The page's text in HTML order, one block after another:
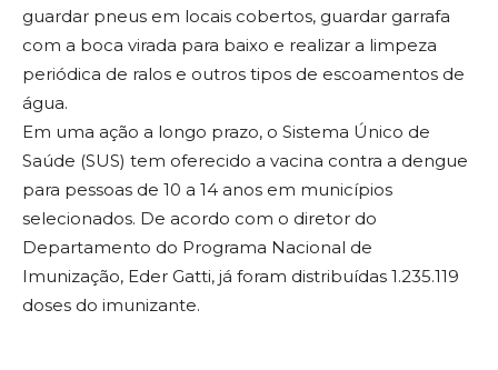
guardar pneus em locais cobertos, guardar garrafa
com a boca virada para baixo e realizar a limpeza
periódica de ralos e outros tipos de escoamentos de
água.
Em uma ação a longo prazo, o Sistema Único de
Saúde (SUS) tem oferecido a vacina contra a dengue
para pessoas de 10 a 14 anos em municípios
selecionados. De acordo com o diretor do
Departamento do Programa Nacional de
Imunização, Eder Gatti, já foram distribuídas 1.235.119
doses do imunizante.